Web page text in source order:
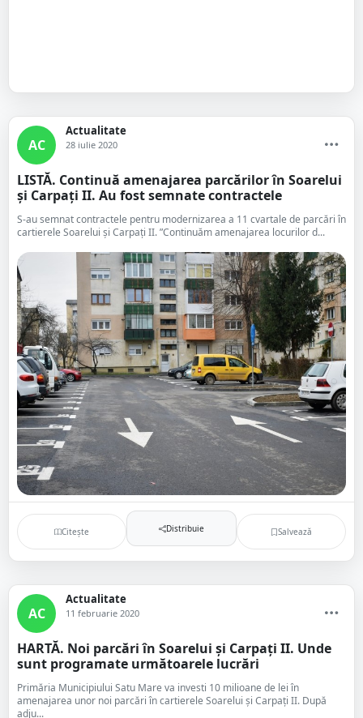
AC
Actualitate
28 iulie 2020
LISTĂ. Continuă amenajarea parcărilor în Soarelui
și Carpați II. Au fost semnate contractele
S-au semnat contractele pentru modernizarea a 11 cvartale de parcări în
cartierele Soarelui și Carpați II. ”Continuăm amenajarea locurilor d...
Citește Distribuie Salvează
AC
Actualitate
11 februarie 2020
HARTĂ. Noi parcări în Soarelui și Carpați II. Unde
sunt programate următoarele lucrări
Primăria Municipiului Satu Mare va investi 10 milioane de lei în
amenajarea unor noi parcări în cartierele Soarelui și Carpați II. După
adju...